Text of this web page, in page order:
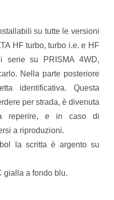
su tutte le versioni
HF turbo, turbo i.e. e HF
serie su PRISMA 4WD,
Nella parte posteriore
identificativa. Questa
per strada, è divenuta
reperire, e in caso di
a riproduzioni.
la scritta è argento su
gialla a fondo blu.